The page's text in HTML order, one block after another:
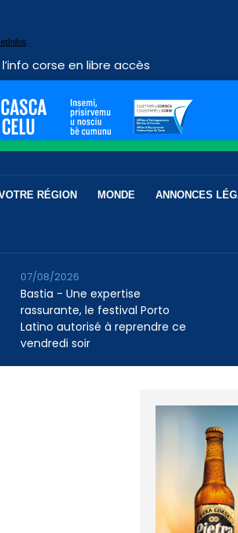
corse en libre accès
RÉGION MONDE ANNONCES
Bastia - Une expertise
rassurante, le festival Porto
Latino autorisé à reprendre ce
vendredi soir
07/08/2026